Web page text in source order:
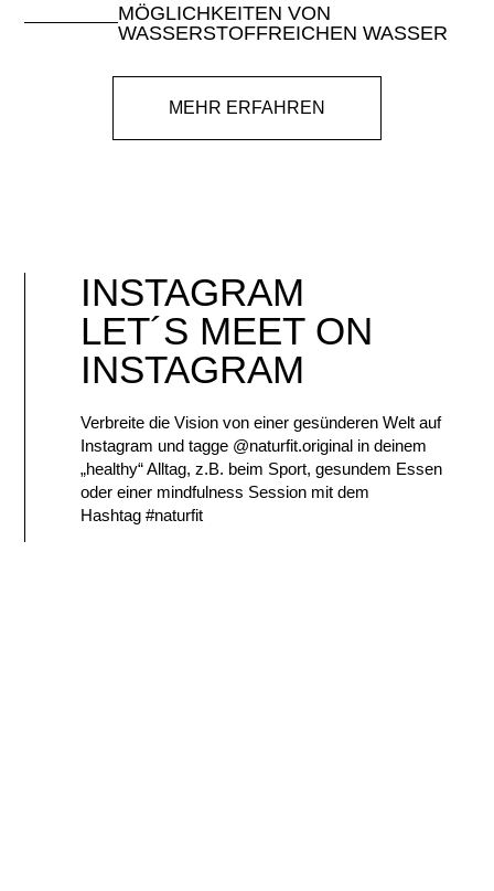
MÖGLICHKEITEN VON
WASSERSTOFFREICHEN WASSER
MEHR ERFAHREN
INSTAGRAM
LET´S MEET ON
INSTAGRAM
Verbreite die Vision von einer gesünderen Welt auf
Instagram und tagge @naturfit.original in deinem
„healthy“ Alltag, z.B. beim Sport, gesundem Essen
oder einer mindfulness Session mit dem
Hashtag#naturfit